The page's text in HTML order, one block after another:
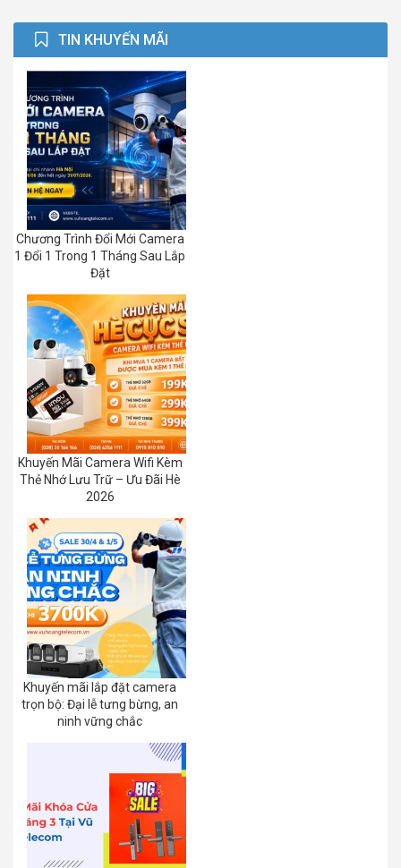
TIN KHUYẾN MÃI
Chương Trình Đổi Mới Camera
1 Đổi 1 Trong 1 Tháng Sau Lắp
Đặt
Khuyến Mãi Camera Wifi Kèm
Thẻ Nhớ Lưu Trữ – Ưu Đãi Hè
2026
Khuyến mãi lắp đặt camera
trọn bộ: Đại lễ tưng bừng, an
ninh vững chắc